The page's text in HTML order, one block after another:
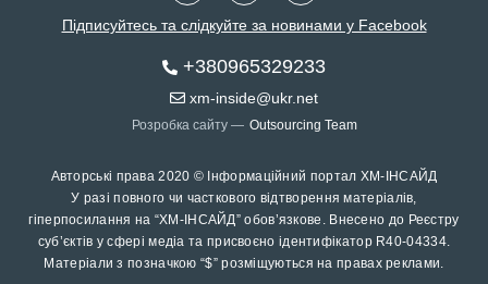
Підписуйтесь та слідкуйте за новинами у Facebook
+380965329233
xm-inside@ukr.net
Розробка сайту — Outsourcing Team
Авторські права 2020 © Інформаційний портал ХМ-ІНСАЙД
У разі повного чи часткового відтворення матеріалів,
гіперпосилання на “ХМ-ІНСАЙД” обов’язкове. Внесено до Реєстру
суб’єктів у сфері медіа та присвоєно ідентифікатор R40-04334.
Матеріали з позначкою “$” розміщуються на правах реклами.